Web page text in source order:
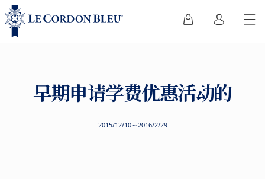
早期申请学费优惠活动的
2015/12/10～2016/2/29